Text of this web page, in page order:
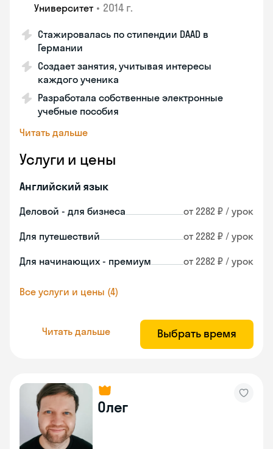
Университет • 2014 г.
Стажировалась по стипендии DAAD в
Германии
Создает занятия, учитывая интересы
каждого ученика
Разработала собственные электронные
учебные пособия
Читать дальше
Услуги и цены
Английский язык
Деловой - для бизнеса от 2282 ₽ / урок
Для путешествий от 2282 ₽ / урок
Для начинающих - премиум от 2282 ₽ / урок
Все услуги и цены (4)
Читать дальше Выбрать время
Олег